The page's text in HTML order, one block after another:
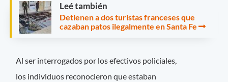
Leé también
Detienen a dos turistas franceses que
cazaban patos ilegalmente en Santa Fe
Al ser interrogados por los efectivos policiales,
los individuos reconocieron que estaban